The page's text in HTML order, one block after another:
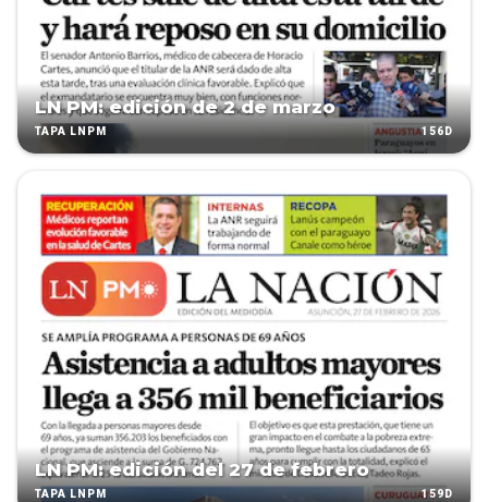
LN PM: edición de 2 de marzo
TAPA LNPM 156D
LN PM: edición del 27 de febrero
TAPA LNPM 159D